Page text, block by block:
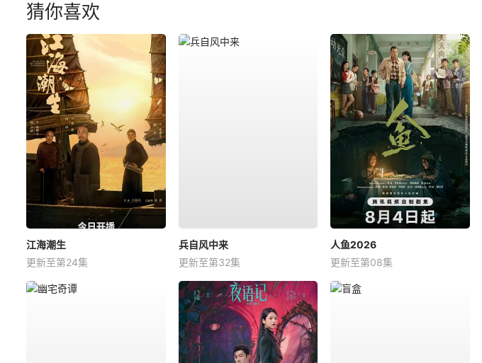
猜你喜欢
江海潮生
更新至第24集
兵自风中来
更新至第32集
人鱼2026
更新至第08集